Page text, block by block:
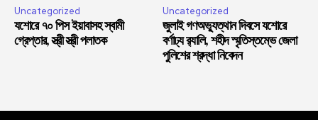
Uncategorized
যশোরে ৭০ পিস ইয়াবাসহ স্বামী
গ্রেপ্তার, স্ত্রী স্ত্রী পলাতক
Uncategorized
জুলাই গণঅভ্যুত্থান দিবসে যশোরে
বর্ণাঢ্য র‍্যালি, শহীদ স্মৃতিস্তম্ভে জেলা
পুলিশের শ্রদ্ধা নিবেদন